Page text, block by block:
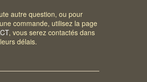
autre question, ou pour
commande, utilisez la page
, vous serez contactés dans
délais.